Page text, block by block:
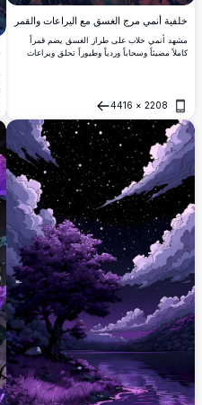
خلفية أنمي مرج الغسق مع اليراعات والقمر
مشهد أنمي خلاب على طراز الغسق يضم قمراً
كاملاً مضيئاً وسحاباً وردياً وطيوراً تحلق ويراعات
2208
×
4416
فتح